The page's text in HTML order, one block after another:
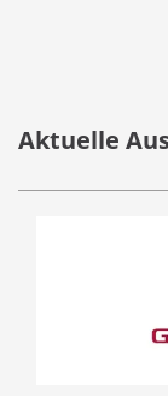
Aktuelle